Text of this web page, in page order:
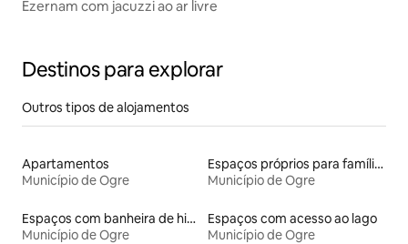
ads
Ezernam com jacuzzi ao ar livre
Destinos para explorar
Outros tipos de alojamentos
Apartamentos
Município de Ogre
Espaços próprios para famílias
Município de Ogre
Espaços com banheira de hidromassagem
Município de Ogre
Espaços com acesso ao lago
Município de Ogre